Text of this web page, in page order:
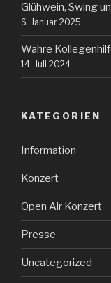
Glühwein, Swing
6. Januar 2025
Wahre
14. Juli 2024
KATEGORIEN
Information
Konzert
Open Air Konzert
Presse
Uncategorized